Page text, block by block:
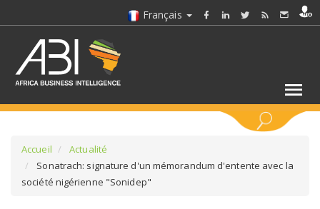
Français
Accueil
Actualité
Sonatrach: signature d'un mémorandum d'entente avec la
société nigérienne "Sonidep"